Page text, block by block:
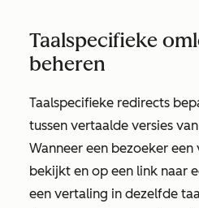
Taalspecifieke
beheren
Taalspecifieke redirects
tussen vertaalde versies
Wanneer een bezoeker
bekijkt en op een link naar
een vertaling in dezelfde